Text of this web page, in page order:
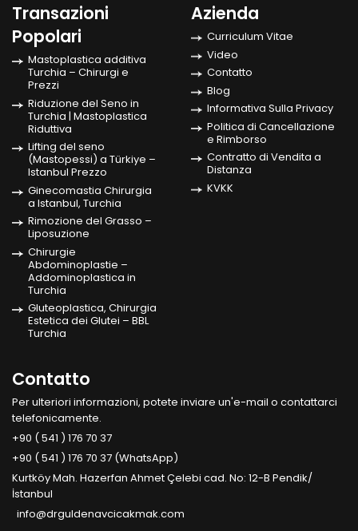
Transazioni
Popolari
Mastoplastica additiva
Turchia – Chirurgi e
Prezzi
Riduzione del Seno in
Turchia | Mastoplastica
Riduttiva
Lifting del seno
(Mastopessi) a Türkiye –
Istanbul Prezzo
Ginecomastia Chirurgia
a Istanbul, Turchia
Rimozione del Grasso –
Liposuzione
Chirurgie
Abdominoplastie –
Addominoplastica in
Turchia
Gluteoplastica, Chirurgia
Estetica dei Glutei – BBL
Turchia
Azienda
Curriculum Vitae
Video
Contatto
Blog
Informativa Sulla Privacy
Politica di Cancellazione
e Rimborso
Contratto di Vendita a
Distanza
KVKK
Contatto
Per ulteriori informazioni, potete inviare un'e-mail o contattarci
telefonicamente.
+90 ( 541 ) 176 70 37
+90 ( 541 ) 176 70 37 (WhatsApp)
Kurtköy Mah. Hazerfan Ahmet Çelebi cad. No: 12-B Pendik/
İstanbul
info@drguldenavcicakmak.com